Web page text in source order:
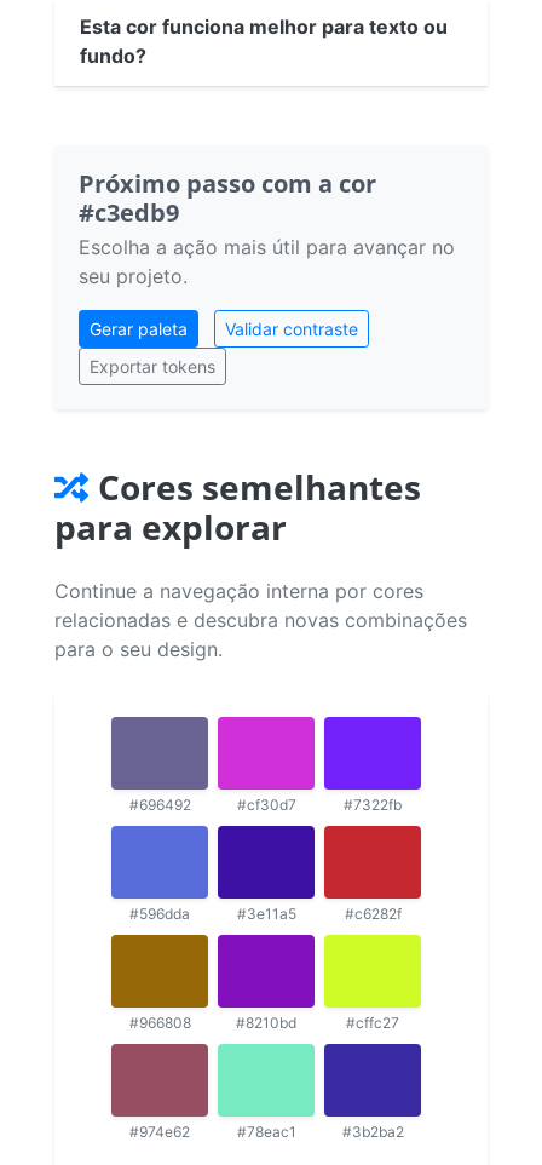
Esta cor funciona melhor para texto ou
fundo?
Próximo passo com a cor
#c3edb9
Escolha a ação mais útil para avançar no
seu projeto.
Gerar paleta
Validar contraste
Exportar tokens
Cores semelhantes
para explorar
Continue a navegação interna por cores
relacionadas e descubra novas combinações
para o seu design.
#696492 #cf30d7 #7322fb
#596dda #3e11a5 #c6282f
#966808 #8210bd #cffc27
#974e62 #78eac1 #3b2ba2